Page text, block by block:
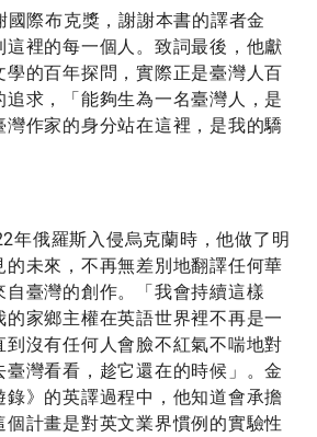
國際布克獎，謝謝本書的譯者金
裡的每一個人。致詞最後，他獻
的百年探問，實際正是臺灣人百
求，「能夠生為一名臺灣人，是
作家的身分站在這裡，是我的驕
年俄羅斯入侵烏克蘭時，他做了明
未來，不再無差別地翻譯任何華
臺灣的創作。「我會持續這樣
家鄉主權在英語世界裡不再是一
沒有任何人會臉不紅氣不喘地對
灣看看，趁它還在的時候」。金
》的英譯過程中，他知道會承擔
計畫是對英文業界慣例的實驗性